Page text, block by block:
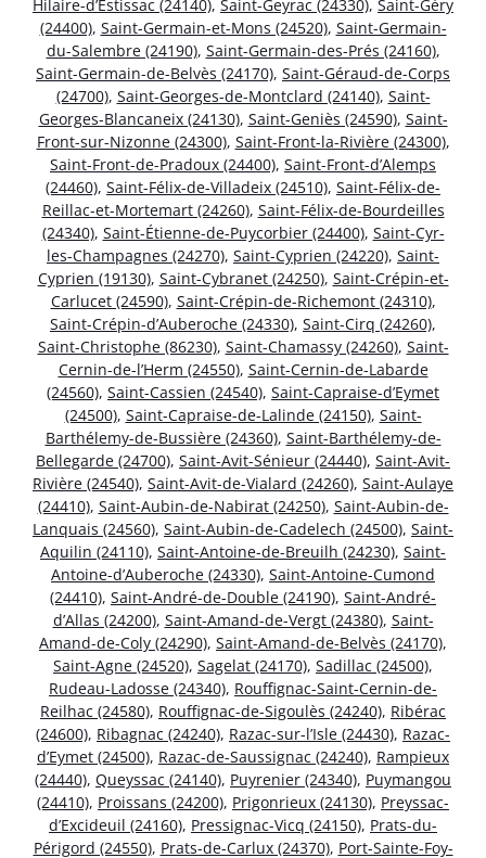
Hilaire-d’Estissac (24140), Saint-Geyrac (24330), Saint-Géry
(24400), Saint-Germain-et-Mons (24520), Saint-Germain-
du-Salembre (24190), Saint-Germain-des-Prés (24160),
Saint-Germain-de-Belvès (24170), Saint-Géraud-de-Corps
(24700), Saint-Georges-de-Montclard (24140), Saint-
Georges-Blancaneix (24130), Saint-Geniès (24590), Saint-
Front-sur-Nizonne (24300), Saint-Front-la-Rivière (24300),
Saint-Front-de-Pradoux (24400), Saint-Front-d’Alemps
(24460), Saint-Félix-de-Villadeix (24510), Saint-Félix-de-
Reillac-et-Mortemart (24260), Saint-Félix-de-Bourdeilles
(24340), Saint-Étienne-de-Puycorbier (24400), Saint-Cyr-
les-Champagnes (24270), Saint-Cyprien (24220), Saint-
Cyprien (19130), Saint-Cybranet (24250), Saint-Crépin-et-
Carlucet (24590), Saint-Crépin-de-Richemont (24310),
Saint-Crépin-d’Auberoche (24330), Saint-Cirq (24260),
Saint-Christophe (86230), Saint-Chamassy (24260), Saint-
Cernin-de-l’Herm (24550), Saint-Cernin-de-Labarde
(24560), Saint-Cassien (24540), Saint-Capraise-d’Eymet
(24500), Saint-Capraise-de-Lalinde (24150), Saint-
Barthélemy-de-Bussière (24360), Saint-Barthélemy-de-
Bellegarde (24700), Saint-Avit-Sénieur (24440), Saint-Avit-
Rivière (24540), Saint-Avit-de-Vialard (24260), Saint-Aulaye
(24410), Saint-Aubin-de-Nabirat (24250), Saint-Aubin-de-
Lanquais (24560), Saint-Aubin-de-Cadelech (24500), Saint-
Aquilin (24110), Saint-Antoine-de-Breuilh (24230), Saint-
Antoine-d’Auberoche (24330), Saint-Antoine-Cumond
(24410), Saint-André-de-Double (24190), Saint-André-
d’Allas (24200), Saint-Amand-de-Vergt (24380), Saint-
Amand-de-Coly (24290), Saint-Amand-de-Belvès (24170),
Saint-Agne (24520), Sagelat (24170), Sadillac (24500),
Rudeau-Ladosse (24340), Rouffignac-Saint-Cernin-de-
Reilhac (24580), Rouffignac-de-Sigoulès (24240), Ribérac
(24600), Ribagnac (24240), Razac-sur-l’Isle (24430), Razac-
d’Eymet (24500), Razac-de-Saussignac (24240), Rampieux
(24440), Queyssac (24140), Puyrenier (24340), Puymangou
(24410), Proissans (24200), Prigonrieux (24130), Preyssac-
d’Excideuil (24160), Pressignac-Vicq (24150), Prats-du-
Périgord (24550), Prats-de-Carlux (24370), Port-Sainte-Foy-